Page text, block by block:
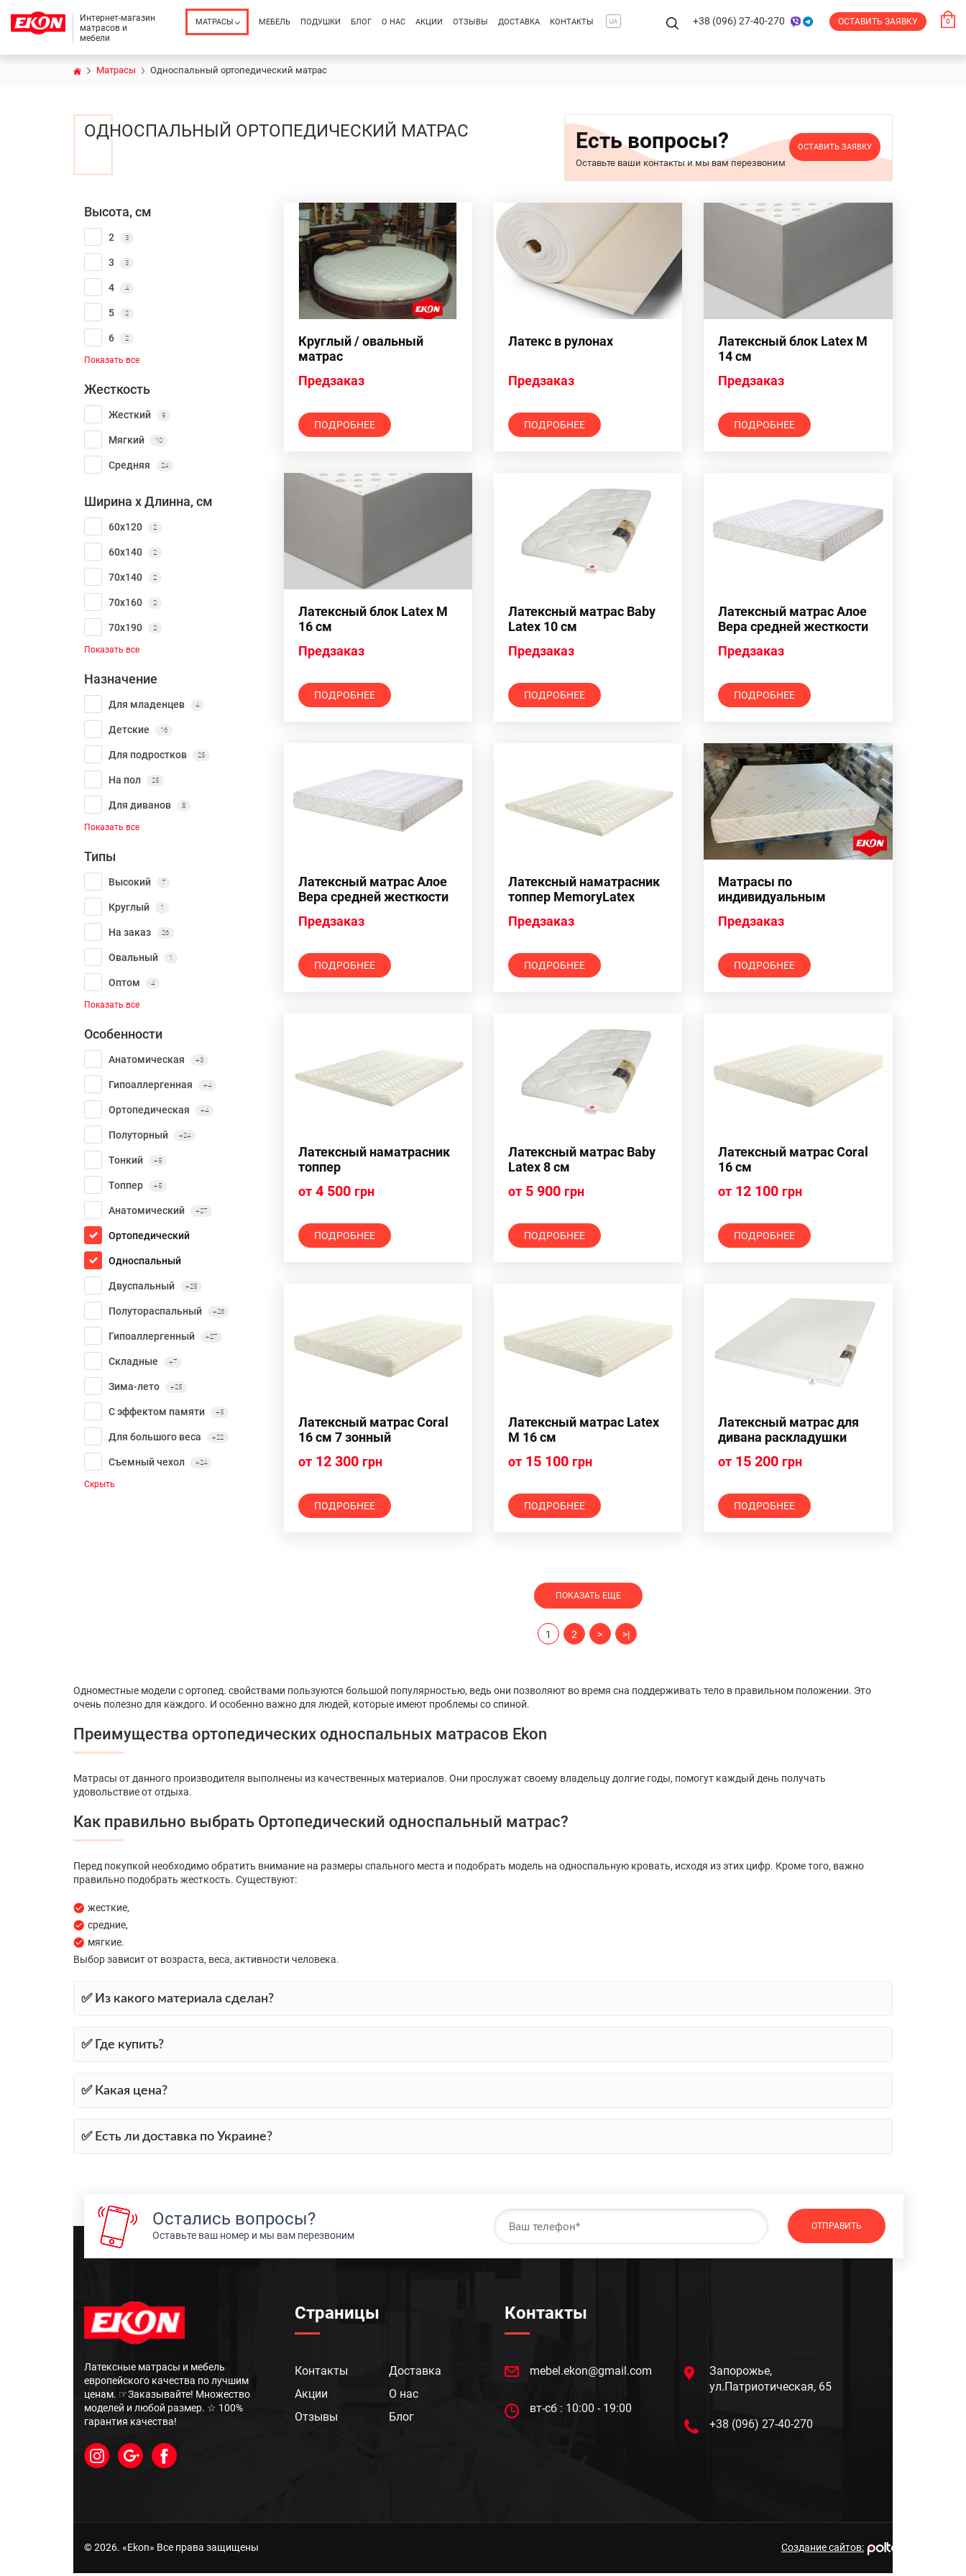
Интернет-магазин
матрасов и
мебели
МАТРАСЫ МЕБЕЛЬ ПОДУШКИ БЛОГ О НАС АКЦИИ ОТЗЫВЫ ДОСТАВКА КОНТАКТЫ UA +38 (096) 27-40-270 ОСТАВИТЬ ЗАЯВКУ 0
Матрасы Односпальный ортопедический матрас
ОДНОСПАЛЬНЫЙ ОРТОПЕДИЧЕСКИЙ МАТРАС Есть вопросы?
Оставьте ваши контакты и мы вам перезвоним
ОСТАВИТЬ ЗАЯВКУ
Высота, см
2 3
3 3
4 4
5 2
6 2
Показать все
Жесткость
Жесткий 9
Мягкий 10
Средняя 24
Ширина х Длинна, см
60х120 2
60х140 2
70х140 2
70х160 2
70х190 2
Показать все
Назначение
Для младенцев 4
Детские 16
Для подростков 25
На пол 25
Для диванов 8
Показать все
Типы
Высокий 7
Круглый 1
На заказ 26
Овальный 1
Оптом 4
Показать все
Особенности
Анатомическая +3
Гипоаллергенная +4
Ортопедическая +4
Полуторный +24
Тонкий +5
Топпер +5
Анатомический +27
Ортопедический
Односпальный
Двуспальный +25
Полутораспальный +26
Гипоаллергенный +27
Складные +7
Зима-лето +25
С эффектом памяти +5
Для большого веса +22
Съемный чехол +24
Скрыть
Круглый / овальный
матрас
Предзаказ
ПОДРОБНЕЕ
Латекс в рулонах
Предзаказ
ПОДРОБНЕЕ
Латексный блок Latex M
14 см
Предзаказ
ПОДРОБНЕЕ
Латексный блок Latex M
16 см
Предзаказ
ПОДРОБНЕЕ
Латексный матрас Baby
Latex 10 см
Предзаказ
ПОДРОБНЕЕ
Латексный матрас Алое
Вера средней жесткости
Предзаказ
ПОДРОБНЕЕ
Латексный матрас Алое
Вера средней жесткости
Предзаказ
ПОДРОБНЕЕ
Латексный наматрасник
топпер MemoryLatex
Предзаказ
ПОДРОБНЕЕ
Матрасы по
индивидуальным
Предзаказ
ПОДРОБНЕЕ
Латексный наматрасник
топпер
от4 500 грн
ПОДРОБНЕЕ
Латексный матрас Baby
Latex 8 см
от5 900 грн
ПОДРОБНЕЕ
Латексный матрас Coral
16 см
от 12 100 грн
ПОДРОБНЕЕ
Латексный матрас Coral
16 см 7 зонный
от12 300 грн
ПОДРОБНЕЕ
Латексный матрас Latex
M 16 см
от15 100 грн
ПОДРОБНЕЕ
Латексный матрас для
дивана раскладушки
от 15 200 грн
ПОДРОБНЕЕ
ПОКАЗАТЬ ЕЩЕ
1 2 > >|
Одноместные модели с ортопед. свойствами пользуются большой популярностью, ведь они позволяют во время сна поддерживать тело в правильном положении. Это
очень полезно для каждого. И особенно важно для людей, которые имеют проблемы со спиной.
Преимущества ортопедических односпальных матрасов Ekon
Матрасы от данного производителя выполнены из качественных материалов. Они прослужат своему владельцу долгие годы, помогут каждый день получать
удовольствие от отдыха.
Как правильно выбрать Ортопедический односпальный матрас?
Перед покупкой необходимо обратить внимание на размеры спального места и подобрать модель на односпальную кровать, исходя из этих цифр. Кроме того, важно
правильно подобрать жесткость. Существуют:
жесткие,
средние,
мягкие.
Выбор зависит от возраста, веса, активности человека.
✅ Из какого материала сделан?
✅ Где купить?
✅ Какая цена?
✅ Есть ли доставка по Украине?
Остались вопросы?
Оставьте ваш номер и мы вам перезвоним
Латексные матрасы и мебель
европейского качества по лучшим
ценам. ☞Заказывайте! Множество
моделей и любой размер. ☆ 100%
гарантия качества!
Страницы
Контакты
Доставка
Акции
О нас
Отзывы
Блог
Контакты
mebel.ekon@gmail.com
вт-сб : 10:00 - 19:00
Запорожье,
ул.Патриотическая, 65
+38 (096) 27-40-270
© 2026. «Ekon» Все права защищены Создание сайтов: